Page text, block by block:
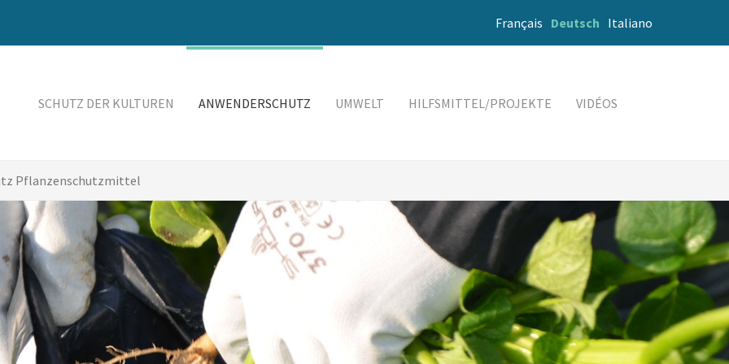
Français Deutsch Italiano
SCHUTZ DER KULTUREN ANWENDERSCHUTZ UMWELT HILFSMITTEL/PROJEKTE VIDÉOS
Pflanzenschutzmittel